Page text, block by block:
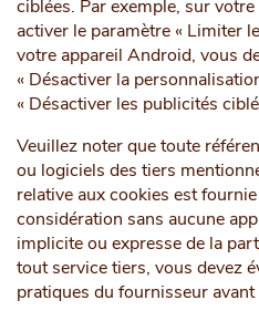
ciblées. Par exemple, sur
activer le paramètre « Limiter
votre appareil Android, vous
« Désactiver la
« Désactiver les publicités
Veuillez noter que toute
ou logiciels des tiers
relative aux cookies est
considération sans aucune
implicite ou expresse de la
tout service tiers, vous devez
pratiques du fournisseur avant